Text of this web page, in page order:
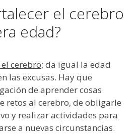
el cerebro
edad?
cerebro; da igual la edad
las excusas. Hay que
de aprender cosas
retos al cerebro, de obligarle
y realizar actividades para
a nuevas circunstancias.